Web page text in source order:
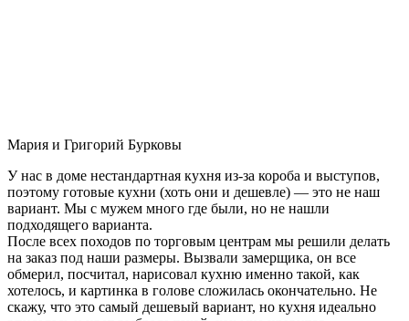
Мария и Григорий Бурковы
У нас в доме нестандартная кухня из-за короба и выступов,
поэтому готовые кухни (хоть они и дешевле) — это не наш
вариант. Мы с мужем много где были, но не нашли
подходящего варианта.
После всех походов по торговым центрам мы решили делать
на заказ под наши размеры. Вызвали замерщика, он все
обмерил, посчитал, нарисовал кухню именно такой, как
хотелось, и картинка в голове сложилась окончательно. Не
скажу, что это самый дешевый вариант, но кухня идеально